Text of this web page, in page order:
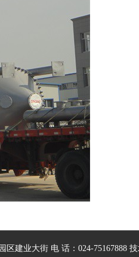
区建业大街 电 话：024-75167888